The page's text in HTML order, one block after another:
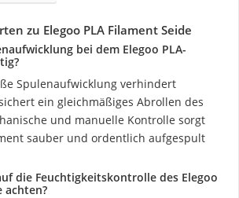
zu Elegoo PLA Filament Seide
bei dem Elegoo PLA-
Spulenaufwicklung verhindert
ein gleichmäßiges Abrollen des
und manuelle Kontrolle sorgt
sauber und ordentlich aufgespult
die Feuchtigkeitskontrolle des Elegoo
achten?